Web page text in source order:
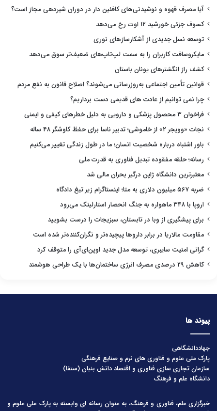
آیا مصرف قهوه و نوشیدنی‌های کافئین دار در دوران شیردهی مجاز است؟
کسوف جزئی خورشید ۱۲ اوت رخ می‌دهد
توسعه نسل جدیدی از آشکارسازهای نوری
مایکروسافت کاربران را به سمت لپ‌تاپ‌های ضعیف‌تر سوق می‌دهد
کشف راز انگشترهای یونان باستان
قوانین تأمین اجتماعی به‌روزرسانی می‌شوند؟ اصلاح قانون به نفع مردم
چرا نمی توانیم از عادت های قدیمی دست برداریم؟
فراخوان ۳ محصول پزشکی و دارویی به دلیل خطرهای کیفی و ایمنی
نجات «وویجر ۲» از خاموشی؛ تدبیر ناسا برای حفظ کاوشگر ۴۸ ساله
باور اشتباه درباره شخصیت انسان؛ ما در طول زندگی تغییر می‌کنیم
رسانه؛ حلقه مفقوده تبدیل فناوری به قدرت ملی
معتبرترین دانشگاه ژاپن درگیر بحران مالی شد
ضربه ۵۶۷ میلیون دلاری به متا؛ اینستاگرام زیر تیغ دادگاه
اروپا با ۳۴۸ ماهواره به جنگ انحصار استارلینک می‌رود
برای پیشگیری از وبا در تابستان، سبزیجات را درست بشویید
مقاومت مالاریا در برابر داروها پیچیده‌تر و نگران‌کننده‌تر شده است
گرانی امنیت سایبری، توسعه مدل جدید اوپن‌ای‌آی را متوقف کرد
کاهش ۲۹ درصدی مصرف انرژی ساختمان‌ها با یک طراحی هوشمند
پیوند ها
جهاددانشگاهی
پارک ملی علوم و فناوری های نرم و صنایع فرهنگی
سازمان تجاری سازی فناوری و اقتصاد دانش بنیان (ستفا)
دانشگاه علم و فرهنگ
خبرگزاری علم، فناوری و فرهنگ، به عنوان رسانه ای وابسته به پارک ملی علوم و